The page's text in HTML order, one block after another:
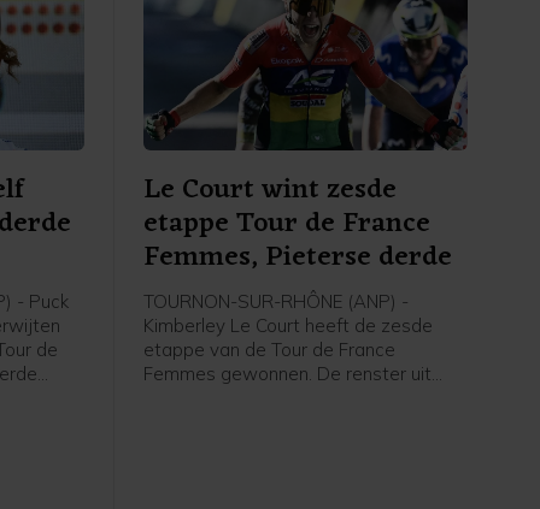
- Puck
de
Le Court wint zesde
etappe Tour de France
Femmes, Pieterse derde
TOURNON-SUR-RHÔNE (ANP) -
Kimberley Le Court heeft de zesde
etappe van de Tour de France
Femmes gewonnen. De renster uit